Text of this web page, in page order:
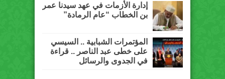
إدارة الأزمات في عهد سيدنا عمر
بن الخطاب “عام الرمادة”
المؤتمرات الشبابية .. السيسي
على خطى عبد الناصر .. قراءة
في الجدوى والرسائل